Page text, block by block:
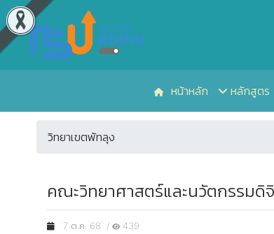
หน้าหลัก หลักสูตร
วิทยาเขตพัทลุง
คณะวิทยาศาสตร์และนวัตกรรม
7 ต.ค. 68 / 439